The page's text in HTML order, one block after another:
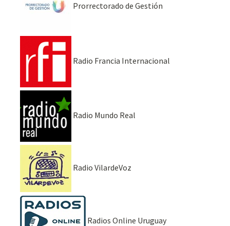
Prorrectorado de Gestión
Radio Francia Internacional
Radio Mundo Real
Radio VilardeVoz
Radios Online Uruguay